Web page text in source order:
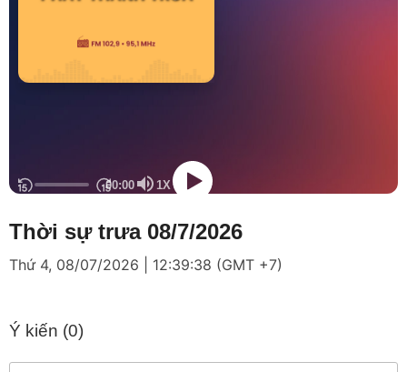
Thời sự trưa 08/7/2026
Thứ 4, 08/07/2026 | 12:39:38 (GMT +7)
Ý kiến (0)